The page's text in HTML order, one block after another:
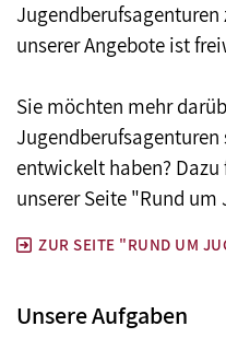
unserer Angebote ist
Sie möchten mehr
entwickelt haben?
unserer Seite "Rund
ZUR SEITE "RUND UM
Unsere Aufgaben